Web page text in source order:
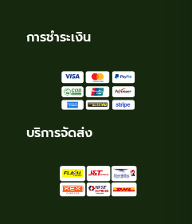
product
การชำระเงิน
บริการจัดส่ง